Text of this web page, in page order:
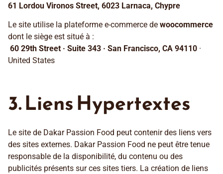
61 Lordou Vironos Street, 6023 Larnaca, Chypre
Le site utilise la plateforme e-commerce de woocommerce
dont le siège est situé à :
60 29th Street · Suite 343 · San Francisco, CA 94110 ·
United States
3. Liens Hypertextes
Le site de Dakar Passion Food peut contenir des liens vers
des sites externes. Dakar Passion Food ne peut être tenue
responsable de la disponibilité, du contenu ou des
publicités présents sur ces sites tiers. La création de liens